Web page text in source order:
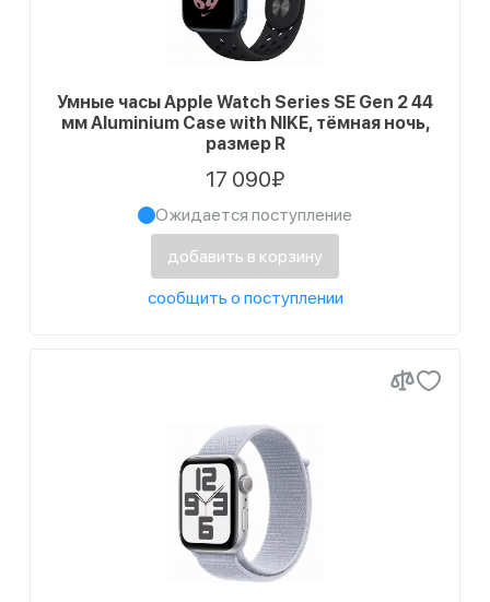
Умные часы Apple Watch Series SE Gen 2 44
мм Aluminium Case with NIKE, тёмная ночь,
размер R
17 090₽
Ожидается поступление
добавить в корзину
сообщить о поступлении